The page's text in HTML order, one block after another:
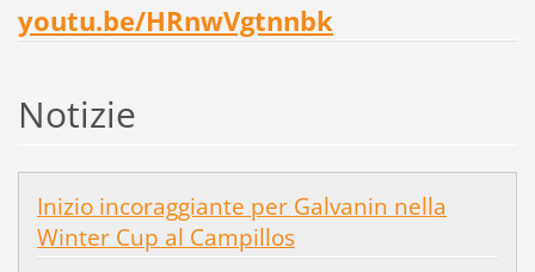
youtu.be/HRnwVgtnnbk
Notizie
Inizio incoraggiante per Galvanin nella
Winter Cup al Campillos